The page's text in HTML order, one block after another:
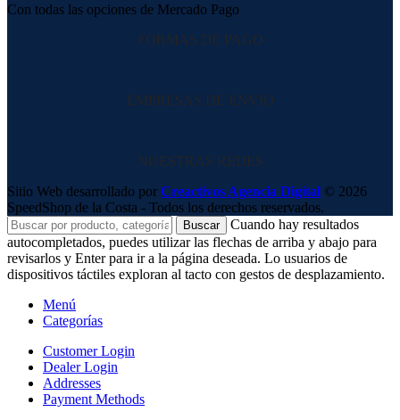
Con todas las opciones de Mercado Pago
FORMAS DE PAGO
EMPRESAS DE ENVIO
NUESTRAS REDES
Sitio Web desarrollado por Creactivos Agencia Digital © 2026
SpeedShop de la Costa - Todos los derechos reservados.
Buscar
Cuando hay resultados
autocompletados, puedes utilizar las flechas de arriba y abajo para
revisarlos y Enter para ir a la página deseada. Lo usuarios de
dispositivos táctiles exploran al tacto con gestos de desplazamiento.
Menú
Categorías
Customer Login
Dealer Login
Addresses
Payment Methods